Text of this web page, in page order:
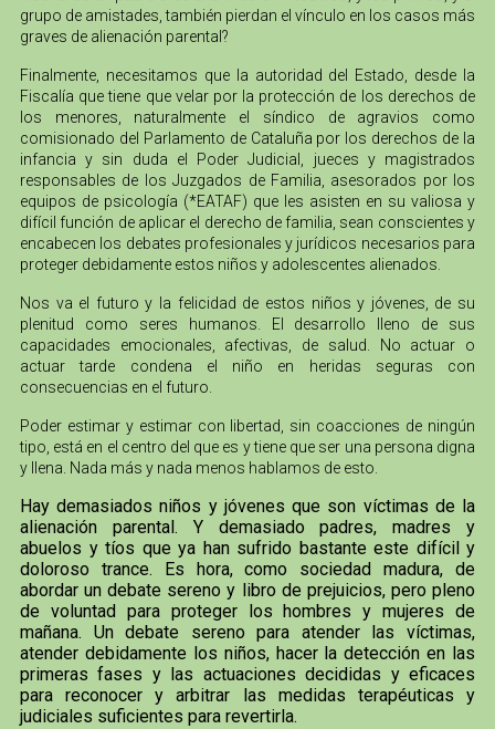
grupo de amistades, también pierdan el vínculo en los casos más
graves de alienación parental?
Finalmente, necesitamos que la autoridad del Estado, desde la
Fiscalía que tiene que velar por la protección de los derechos de
los menores, naturalmente el síndico de agravios como
comisionado del Parlamento de Cataluña por los derechos de la
infancia y sin duda el Poder Judicial, jueces y magistrados
responsables de los Juzgados de Familia, asesorados por los
equipos de psicología (*EATAF) que les asisten en su valiosa y
difícil función de aplicar el derecho de familia, sean conscientes y
encabecen los debates profesionales y jurídicos necesarios para
proteger debidamente estos niños y adolescentes alienados.
Nos va el futuro y la felicidad de estos niños y jóvenes, de su
plenitud como seres humanos. El desarrollo lleno de sus
capacidades emocionales, afectivas, de salud. No actuar o
actuar tarde condena el niño en heridas seguras con
consecuencias en el futuro.
Poder estimar y estimar con libertad, sin coacciones de ningún
tipo, está en el centro del que es y tiene que ser una persona digna
y llena. Nada más y nada menos hablamos de esto.
Hay demasiados niños y jóvenes que son víctimas de la
alienación parental. Y demasiado padres, madres y
abuelos y tíos que ya han sufrido bastante este difícil y
doloroso trance. Es hora, como sociedad madura, de
abordar un debate sereno y libro de prejuicios, pero pleno
de voluntad para proteger los hombres y mujeres de
mañana. Un debate sereno para atender las víctimas,
atender debidamente los niños, hacer la detección en las
primeras fases y las actuaciones decididas y eficaces
para reconocer y arbitrar las medidas terapéuticas y
judiciales suficientes para revertirla.